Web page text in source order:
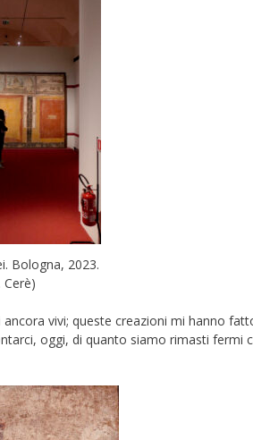
Bologna, 2023.
Cerè)
vivi; queste creazioni mi hanno
oggi, di quanto siamo rimasti fermi